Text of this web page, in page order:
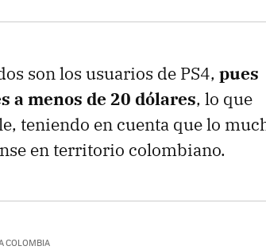
son los usuarios de PS4, pues
a menos de 20 dólares, lo que
teniendo en cuenta que lo
en territorio colombiano.
COLOMBIA